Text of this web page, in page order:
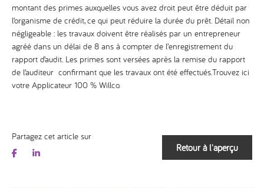
montant des primes auxquelles vous avez droit peut être déduit par
l’organisme de crédit, ce qui peut réduire la durée du prêt. Détail non
négligeable : les travaux doivent être réalisés par un entrepreneur
agréé dans un délai de 8 ans à compter de l’enregistrement du
rapport d’audit. Les primes sont versées après la remise du rapport
de l’auditeur confirmant que les travaux ont été effectués.Trouvez ici
votre Applicateur 100 % Willco.
Partagez cet article sur
Retour à l'aperçu